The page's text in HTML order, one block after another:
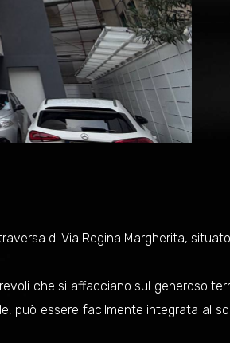
di Via Regina Margherita,
che si affacciano sul generoso
può essere facilmente integrata al